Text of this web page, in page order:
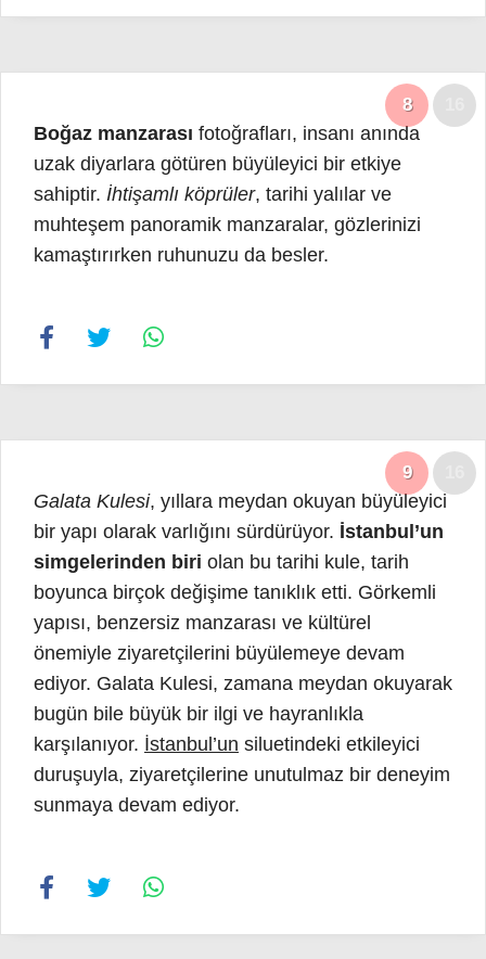
8
Boğaz manzarası fotoğrafları, insanı anında
uzak diyarlara götüren büyüleyici bir etkiye
sahiptir. İhtişamlı köprüler, tarihi yalılar ve
muhteşem panoramik manzaralar, gözlerinizi
kamaştırırken ruhunuzu da besler.
9
Galata Kulesi, yıllara meydan okuyan büyüleyici
bir yapı olarak varlığını sürdürüyor. İstanbul’un
simgelerinden biri olan bu tarihi kule, tarih
boyunca birçok değişime tanıklık etti. Görkemli
yapısı, benzersiz manzarası ve kültürel
önemiyle ziyaretçilerini büyülemeye devam
ediyor. Galata Kulesi, zamana meydan okuyarak
bugün bile büyük bir ilgi ve hayranlıkla
karşılanıyor. İstanbul’un siluetindeki etkileyici
duruşuyla, ziyaretçilerine unutulmaz bir deneyim
sunmaya devam ediyor.